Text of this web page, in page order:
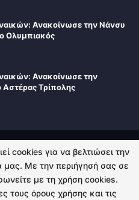
Ανακοίνωσε την Νάνσυ
Ολυμπιακός
Ανακοίνωσε την
Αστέρας Τρίπολης
ΕΠΙΚΟΙΝΩΝΙΑ
All Rights Reserved.
cookies για να βελτιώσει την
μας. Με την περιήγησή σας σε
με τη χρήση cookies.
τους όρους χρήσης και τις